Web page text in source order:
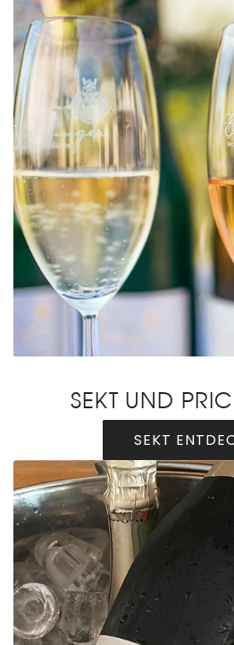
SEKT UND
SEKT